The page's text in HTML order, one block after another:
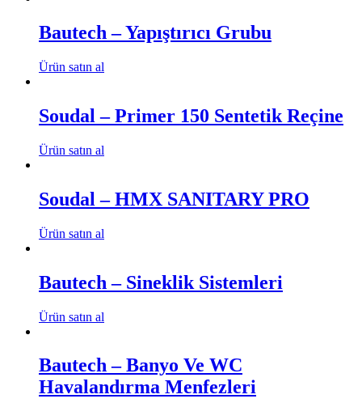
Bautech – Yapıştırıcı Grubu
Ürün satın al
Soudal – Primer 150 Sentetik Reçine
Ürün satın al
Soudal – HMX SANITARY PRO
Ürün satın al
Bautech – Sineklik Sistemleri
Ürün satın al
Bautech – Banyo Ve WC
Havalandırma Menfezleri